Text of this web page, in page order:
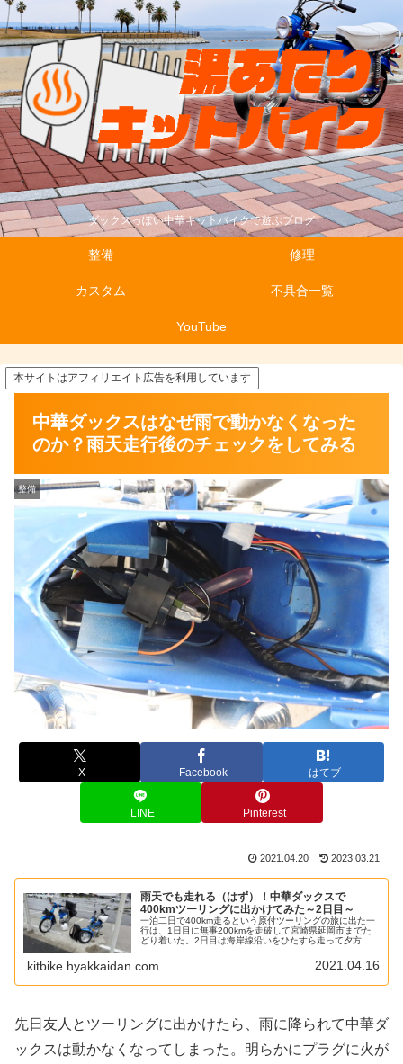
ダックスっぽい中華キットバイクで遊ぶブログ
整備 修理
カスタム 不具合一覧
YouTube
本サイトはアフィリエイト広告を利用しています
中華ダックスはなぜ雨で動かなくなった
のか？雨天走行後のチェックをしてみる
整備
X Facebook はてブ
LINE Pinterest
2021.04.20 2023.03.21
雨天でも走れる（はず）！中華ダックスで
400kmツーリングに出かけてみた～2日目～
一泊二日で400km走るという原付ツーリングの旅に出た一
行は、1日目に無事200kmを走破して宮崎県延岡市までた
どり着いた。2日目は海岸線沿いをひたすら走って夕方ま
kitbike.hyakkaidan.com 2021.04.16
先日友人とツーリングに出かけたら、雨に降られて中華ダ
ックスは動かなくなってしまった。明らかにプラグに火が